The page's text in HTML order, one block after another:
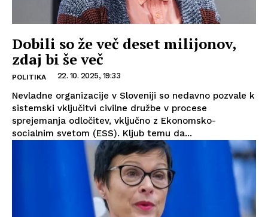
Dobili so že več deset milijonov,
zdaj bi še več
POLITIKA 22. 10. 2025, 19:33
Nevladne organizacije v Sloveniji so nedavno pozvale k
sistemski vključitvi civilne družbe v procese
sprejemanja odločitev, vključno z Ekonomsko-
socialnim svetom (ESS). Kljub temu da...